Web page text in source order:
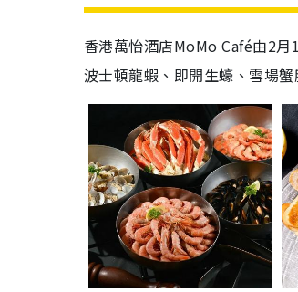
香港萬怡酒店MoMo Café由2
波士頓龍蝦、即開生蠔、雪場